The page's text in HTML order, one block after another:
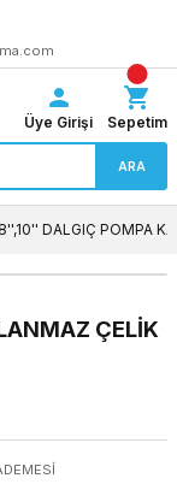
ARA
Üye Girişi Sepetim
DALGIÇ POMPA
ÇELİK